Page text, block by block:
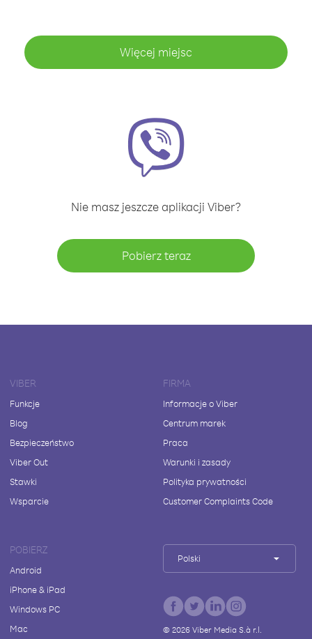
Więcej miejsc
Nie masz jeszcze aplikacji Viber?
Pobierz teraz
VIBER
Funkcje
Blog
Bezpieczeństwo
Viber Out
Stawki
Wsparcie
FIRMA
Informacje o Viber
Centrum marek
Praca
Warunki i zasady
Polityka prywatności
Customer Complaints Code
POBIERZ
Android
iPhone & iPad
Windows PC
Mac
Polski
© 2026Viber Media S.à r.l.